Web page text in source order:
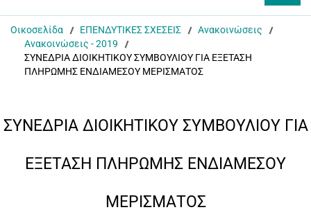
Οικοσελίδα ΕΠΕΝΔΥΤΙΚΕΣ ΣΧΕΣΕΙΣ
Ανακοινώσεις
Ανακοινώσεις - 2019
ΣΥΝΕΔΡΙΑ ΔΙΟΙΚΗΤΙΚΟΥ ΣΥΜΒΟΥΛΙΟΥ ΓΙΑ ΕΞΕΤΑΣΗ
ΠΛΗΡΩΜΗΣ ΕΝΔΙΑΜΕΣΟΥ ΜΕΡΙΣΜΑΤΟΣ
ΣΥΝΕΔΡΙΑ ΔΙΟΙΚΗΤΙΚΟΥ ΣΥΜΒΟΥΛΙΟΥ ΓΙΑ
ΕΞΕΤΑΣΗ ΠΛΗΡΩΜΗΣ ΕΝΔΙΑΜΕΣΟΥ
ΜΕΡΙΣΜΑΤΟΣ